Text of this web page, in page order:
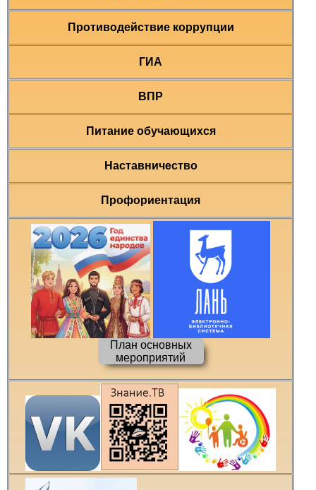
Противодействие коррупции
ГИА
ВПР
Питание обучающихся
Наставничество
Профориентация
План основных
мероприятий